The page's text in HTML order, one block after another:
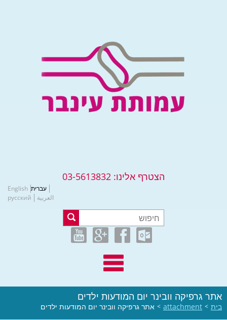
הצטרף אלינו: 03-5613832
עברית English
русский
العربية
אתר גרפיקה וובינר יום המודעות ילדים
בית >
attachment
> אתר גרפיקה וובינר יום המודעות ילדים